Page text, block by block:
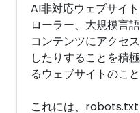
AI非対応ウェブサイ
ローラー、大規模言
コンテンツにアクセ
したりすることを積
るウェブサイトのこと
これには、robots.txt